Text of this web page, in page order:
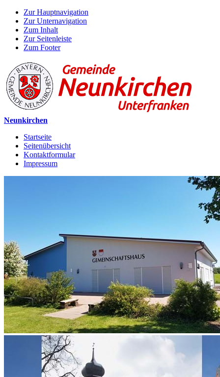
Zur Hauptnavigation
Zur Unternavigation
Zum Inhalt
Zur Seitenleiste
Zum Footer
Neunkirchen
Startseite
Seitenübersicht
Kontaktformular
Impressum